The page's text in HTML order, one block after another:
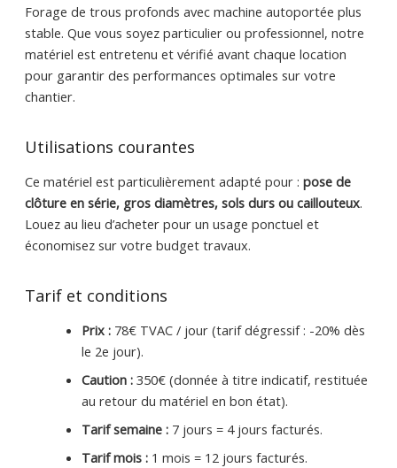
Forage de trous profonds avec machine autoportée plus
stable. Que vous soyez particulier ou professionnel, notre
matériel est entretenu et vérifié avant chaque location
pour garantir des performances optimales sur votre
chantier.
Utilisations courantes
Ce matériel est particulièrement adapté pour : pose de
clôture en série, gros diamètres, sols durs ou caillouteux.
Louez au lieu d’acheter pour un usage ponctuel et
économisez sur votre budget travaux.
Tarif et conditions
Prix :78€ TVAC / jour (tarif dégressif : -20% dès
le 2e jour).
Caution :350€ (donnée à titre indicatif, restituée
au retour du matériel en bon état).
Tarif semaine :7 jours = 4 jours facturés.
Tarif mois :1 mois = 12 jours facturés.